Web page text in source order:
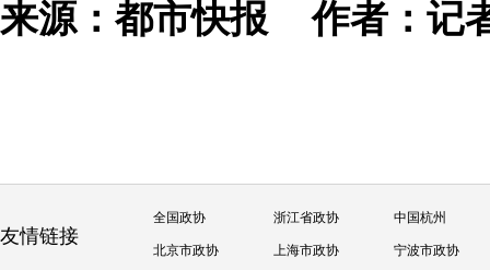
来源：都市快报作者：
友情链接
全国政协 浙江省政协 中国杭州
北京市政协 上海市政协 宁波市政协